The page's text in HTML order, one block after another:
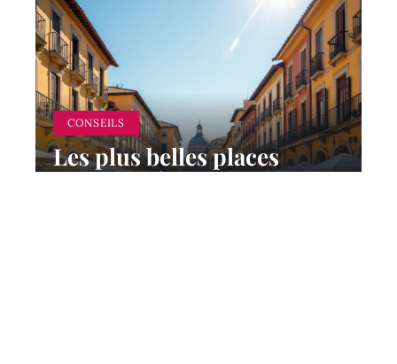
CONSEILS
Les plus belles places
d’Europe à visiter